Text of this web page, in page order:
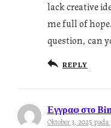
lack creative
me full of
question, can
REPLY
Εγγραφ στο
Oktober 3, 2025 pada